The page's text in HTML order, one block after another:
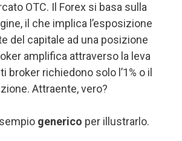
OTC. Il Forex si basa sulla
il che implica l’esposizione
del capitale ad una posizione
amplifica attraverso la leva
broker richiedono solo l’1% o il
Attraente, vero?
generico per illustrarlo.